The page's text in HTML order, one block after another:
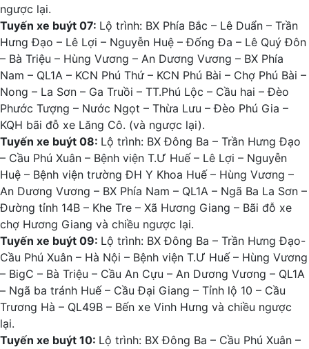
ngược lại.
Tuyến xe buýt 07: Lộ trình: BX Phía Bắc – Lê Duẩn – Trần
Hưng Đạo – Lê Lợi – Nguyễn Huệ – Đống Đa – Lê Quý Đôn
– Bà Triệu – Hùng Vương – An Dương Vương – BX Phía
Nam – QL1A – KCN Phú Thứ – KCN Phú Bài – Chợ Phú Bài –
Nong – La Sơn – Ga Truồi – TT.Phú Lộc – Cầu hai – Đèo
Phước Tượng – Nước Ngọt – Thừa Lưu – Đèo Phú Gia –
KQH bãi đỗ xe Lăng Cô. (và ngược lại).
Tuyến xe buýt 08: Lộ trình: BX Đông Ba – Trần Hưng Đạo
– Cầu Phú Xuân – Bệnh viện T.Ư Huế – Lê Lợi – Nguyễn
Huệ – Bệnh viện trường ĐH Y Khoa Huế – Hùng Vương –
An Dương Vương – BX Phía Nam – QL1A – Ngã Ba La Sơn –
Đường tỉnh 14B – Khe Tre – Xã Hương Giang – Bãi đỗ xe
chợ Hương Giang và chiều ngược lại.
Tuyến xe buýt 09: Lộ trình: BX Đông Ba – Trần Hưng Đạo-
Cầu Phú Xuân – Hà Nội – Bệnh viện T.Ư Huế – Hùng Vương
– BigC – Bà Triệu – Cầu An Cựu – An Dương Vương – QL1A
– Ngã ba tránh Huế – Cầu Đại Giang – Tỉnh lộ 10 – Cầu
Trương Hà – QL49B – Bến xe Vinh Hưng và chiều ngược
lại.
Tuyến xe buýt 10: Lộ trình: BX Đông Ba – Cầu Phú Xuân –